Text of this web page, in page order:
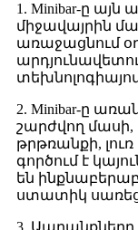
1. Minibar-ը
միջավայրին
առաջացնում
2. Minibar-ը
շարժվող
թրթռանքի,
գործում է
են
ստատիկ